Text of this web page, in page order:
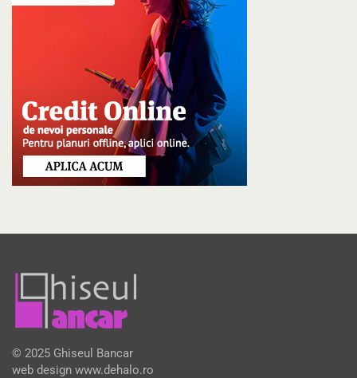
© 2025 Ghiseul Bancar
web design www.dehalo.ro